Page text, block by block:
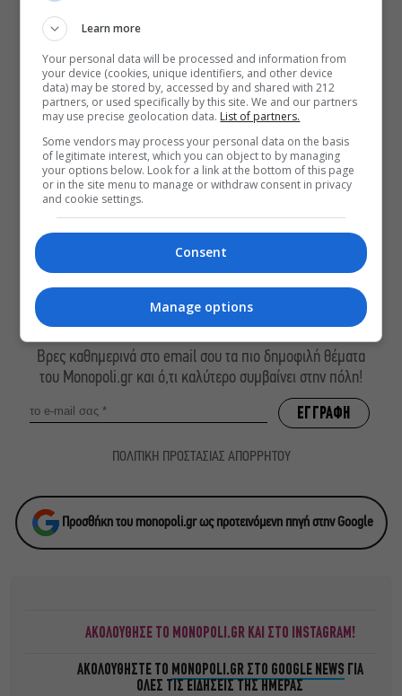
ΔΕΙΤΕ ΕΠΙΣΗΣ
Οι Λέξεις των Άλλων, του Μάνου
Θηραίου για 3ο χρόνο στο Θέατρο
Άβατον
Δικός σου, Φραντς: Η παράσταση του
Αλέξανδρου Διαμαντή ξανά στην
Γερμανόφωνη Ευαγγελική Εκκλησία
«Ριφιφί»: Σε Α’ τηλεοπτική προβολή
η σειρά φαινόμενο του Σωτήρη
ΕΓΓΡΑΦΕΙΤΕ ΣΤΟ NEWSLETTER ΜΑΣ
Βρες καθημερινά στο email σου τα πιο δημοφιλή θέματα
του Monopoli.gr και ό,τι καλύτερο συμβαίνει στην πόλη!
ΠΟΛΙΤΙΚΗ ΠΡΟΣΤΑΣΙΑΣ ΑΠΟΡΡΗΤΟΥ
Προσθήκη του monopoli.gr ως προτεινόμενη πηγή στην Google
ΑΚΟΛΟΥΘΗΣΕ ΤΟ MONOPOLI.GR ΚΑΙ ΣΤΟ INSTAGRAM!
ΑΚΟΛΟΥΘΗΣΤΕ ΤΟ MONOPOLI.GR ΣΤΟ GOOGLE NEWS ΓΙΑ
ΟΛΕΣ ΤΙΣ ΕΙΔΗΣΕΙΣ ΤΗΣ ΗΜΕΡΑΣ
Learn more
Your personal data will be processed and information from
your device (cookies, unique identifiers, and other device
data) may be stored by, accessed by and shared with 212
partners, or used specifically by this site. We and our partners
may use precise geolocation data. List of partners.
Some vendors may process your personal data on the basis
of legitimate interest, which you can object to by managing
your options below. Look for a link at the bottom of this page
or in the site menu to manage or withdraw consent in privacy
and cookie settings.
Consent
Manage options